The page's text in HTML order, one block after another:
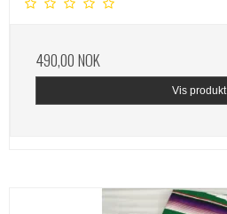
490,00 NOK
Vis produkt